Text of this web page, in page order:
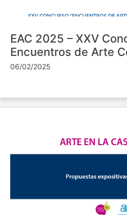
EAC 2025 – XXV
Encuentros de Arte
06/02/2025